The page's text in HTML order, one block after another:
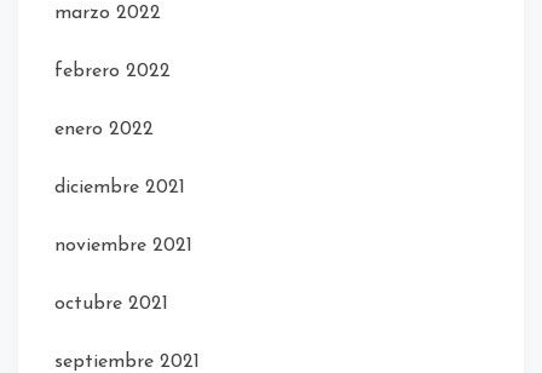
marzo 2022
febrero 2022
enero 2022
diciembre 2021
noviembre 2021
octubre 2021
septiembre 2021